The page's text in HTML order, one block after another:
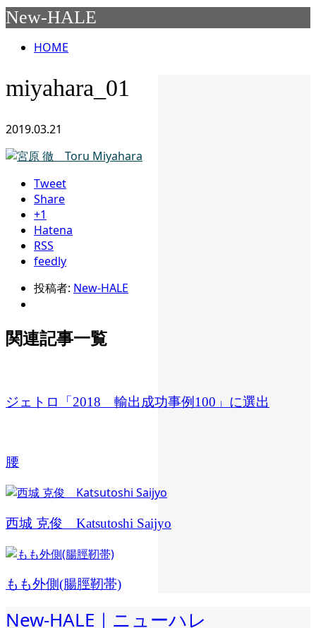
New-HALE
HOME
miyahara_01
2019.03.21
Tweet
Share
+1
Hatena
RSS
feedly
投稿者: New-HALE
関連記事一覧
ジェトロ「2018 輸出成功事例100」に選出
腰
西城 克俊 Katsutoshi Saijyo
もも外側(腸脛靭帯)
New-HALE｜ニューハレ